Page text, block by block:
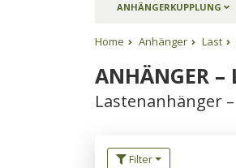
ANHÄNGERKUPPLUNG
Home Anhänger Last
ANHÄNGER –
Lastenanhänger
Filter